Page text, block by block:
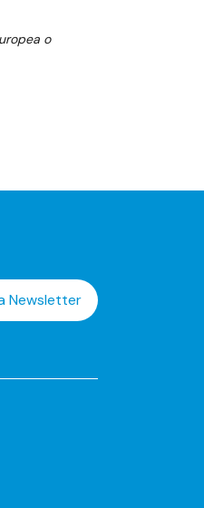
o
Newsletter